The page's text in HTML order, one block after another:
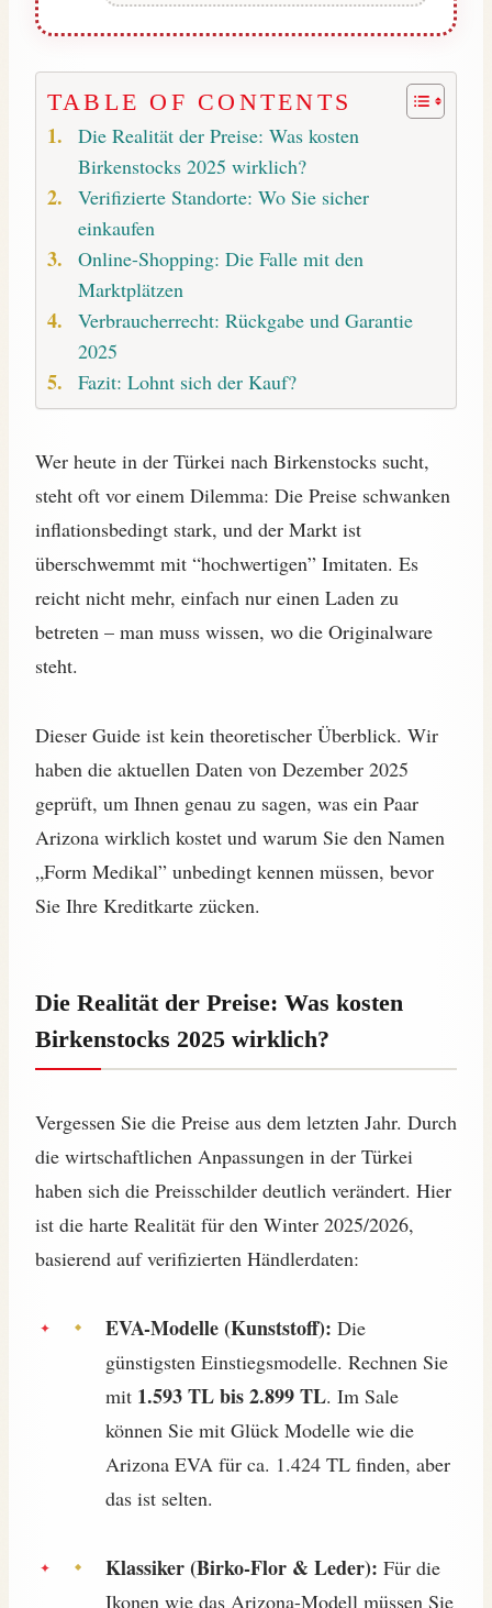
TABLE OF CONTENTS
Die Realität der Preise: Was kosten
Birkenstocks 2025 wirklich?
Verifizierte Standorte: Wo Sie sicher
einkaufen
Online-Shopping: Die Falle mit den
Marktplätzen
Verbraucherrecht: Rückgabe und Garantie
2025
Fazit: Lohnt sich der Kauf?
Wer heute in der Türkei nach Birkenstocks sucht,
steht oft vor einem Dilemma: Die Preise schwanken
inflationsbedingt stark, und der Markt ist
überschwemmt mit “hochwertigen” Imitaten. Es
reicht nicht mehr, einfach nur einen Laden zu
betreten – man muss wissen, wo die Originalware
steht.
Dieser Guide ist kein theoretischer Überblick. Wir
haben die aktuellen Daten von Dezember 2025
geprüft, um Ihnen genau zu sagen, was ein Paar
Arizona wirklich kostet und warum Sie den Namen
„Form Medikal” unbedingt kennen müssen, bevor
Sie Ihre Kreditkarte zücken.
Die Realität der Preise: Was kosten
Birkenstocks 2025 wirklich?
Vergessen Sie die Preise aus dem letzten Jahr. Durch
die wirtschaftlichen Anpassungen in der Türkei
haben sich die Preisschilder deutlich verändert. Hier
ist die harte Realität für den Winter 2025/2026,
basierend auf verifizierten Händlerdaten:
EVA-Modelle (Kunststoff): Die
günstigsten Einstiegsmodelle. Rechnen Sie
mit 1.593 TL bis 2.899 TL. Im Sale
können Sie mit Glück Modelle wie die
Arizona EVA für ca. 1.424 TL finden, aber
das ist selten.
Klassiker (Birko-Flor & Leder): Für die
Ikonen wie das Arizona-Modell müssen Sie